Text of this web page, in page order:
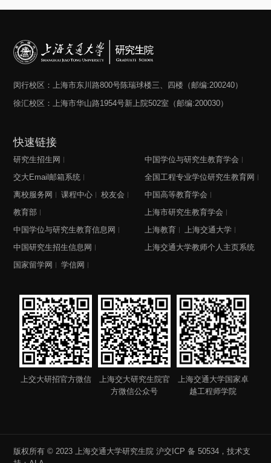
闵行校区：上海市东川路800号陈瑞球楼三、四楼（邮编:200240）
徐汇校区：上海市华山路1954号新上院502室（邮编:200030）
快速链接
研究生招生网
交大Email邮箱系统
离校服务网
课程中心
校友会
教育部
中国学位与研究生教育信息网
中国研究生招生信息网
国家留学网
学信网
中国学位与研究生教育学会
全国工程专业学位研究生教育网
中国高等教育学会
上海市研究生教育学会
上海教育
上海交通大学
上海交通大学教师个人主页系统
上交大研招官方微信
上海交大研究生院官
方微信公众号
上海交通大学国家卓
越工程师学院
版权所有 © 2023 上海交通大学研究生院沪交ICP 备 50534 ，技术支